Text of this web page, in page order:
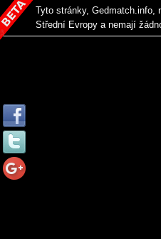
Tyto stránky,
Střední Evropy a nemají